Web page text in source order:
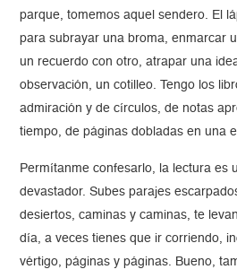
parque, tomemos aquel sendero. El
para subrayar una broma, enmarcar
un recuerdo con otro, atrapar una
observación, un cotilleo. Tengo los
admiración y de círculos, de notas
tiempo, de páginas dobladas en una
Permítanme confesarlo, la lectura es
devastador. Subes parajes
desiertos, caminas y caminas, te
día, a veces tienes que ir corriendo,
vértigo, páginas y páginas. Bueno,